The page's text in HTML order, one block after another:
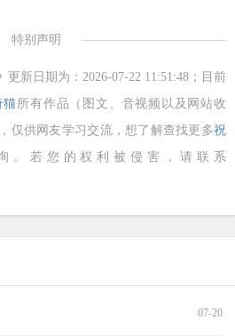
特别声明
更新日期为：2026-07-22 11:51:48；目前
猫 所有作品（图文、音视频以及网站收
仅供网友学习交流，想了解查找更多祝
。若您的权利被侵害，请联系
07-20